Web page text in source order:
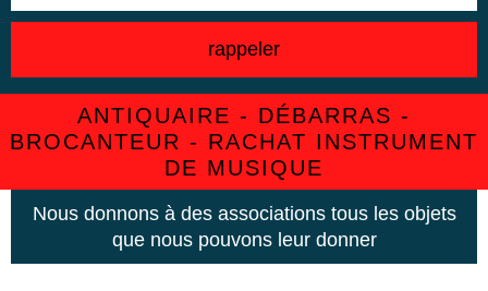
ANTIQUAIRE - DÉBARRAS -
BROCANTEUR - RACHAT INSTRUMENT
DE MUSIQUE
Nous donnons à des associations tous les objets
que nous pouvons leur donner